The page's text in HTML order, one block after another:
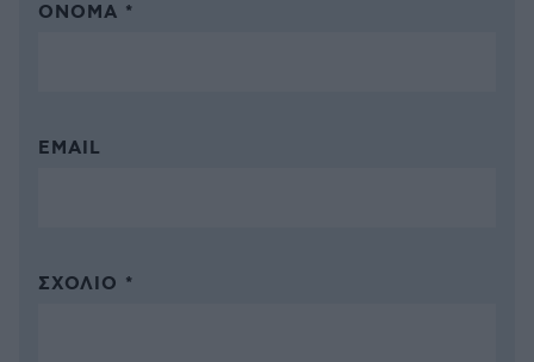
ΌΝΟΜΑ *
EMAIL
ΣΧΌΛΙΟ *